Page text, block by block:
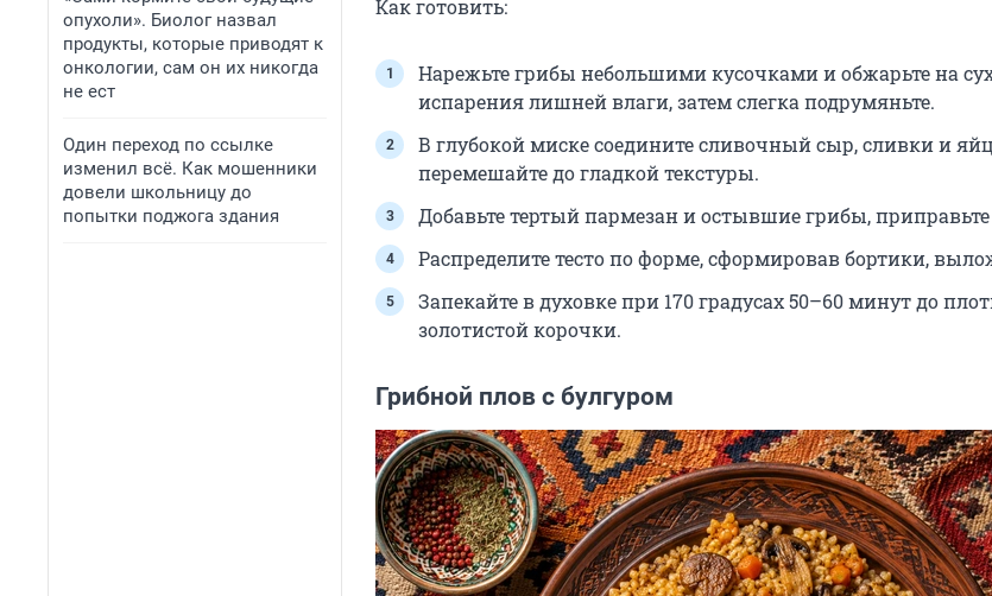
опухоли». Биолог назвал
продукты, которые приводят к
онкологии, сам он их никогда
не ест
Один переход по ссылке
изменил всё. Как мошенники
довели школьницу до
попытки поджога здания
Как готовить:
Нарежьте грибы небольшими кусочками и обжарьте на
испарения лишней влаги, затем слегка подрумяньте.
В глубокой миске соедините сливочный сыр, сливки и
перемешайте до гладкой текстуры.
Добавьте тертый пармезан и остывшие грибы,
Распределите тесто по форме, сформировав бортики,
Запекайте в духовке при 170 градусах 50–60 минут до
золотистой корочки.
Грибной плов с булгуром